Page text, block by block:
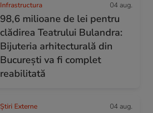
Infrastructura 04 aug.
98,6 milioane de lei pentru
clădirea Teatrului Bulandra:
Bijuteria arhitecturală din
București va fi complet
reabilitată
Știri Externe 04 aug.